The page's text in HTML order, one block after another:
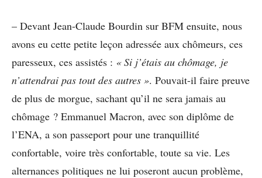
– Devant Jean-Claude Bourdin sur BFM ensuite, nous
avons eu cette petite leçon adressée aux chômeurs, ces
paresseux, ces assistés : « Si j’étais au chômage, je
n’attendrai pas tout des autres ». Pouvait-il faire preuve
de plus de morgue, sachant qu’il ne sera jamais au
chômage ? Emmanuel Macron, avec son diplôme de
l’ENA, a son passeport pour une tranquillité
confortable, voire très confortable, toute sa vie. Les
alternances politiques ne lui poseront aucun problème,